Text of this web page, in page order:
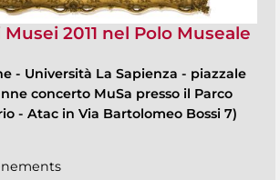
2011 nel Polo Museale
- Università La Sapienza - piazzale
concerto MuSa presso il Parco
- Atac in Via Bartolomeo Bossi 7)